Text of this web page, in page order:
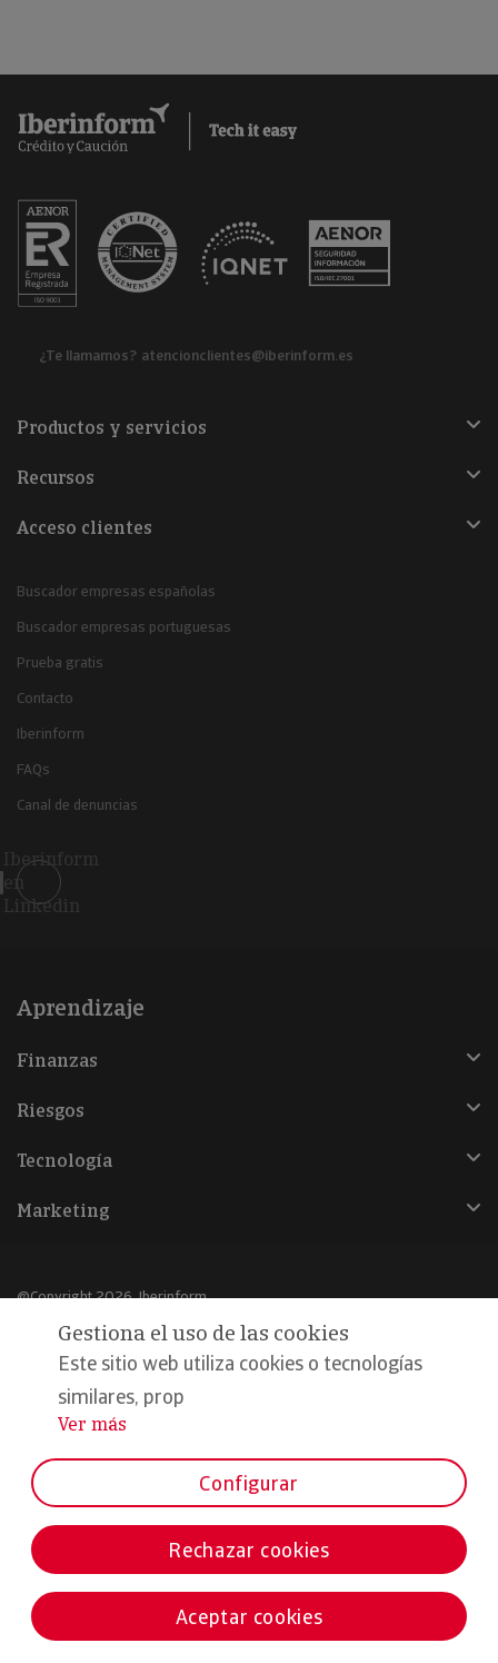
¿Te llamamos? atencionclientes@iberinform.es
Productos y servicios
Recursos
Acceso clientes
Buscador empresas españolas
Buscador empresas portuguesas
Prueba gratis
Contacto
Iberinform
FAQs
Canal de denuncias
Iberinform
en
Linkedin
Aprendizaje
Finanzas
Riesgos
Tecnología
Marketing
@Copyright 2026, Iberinform
Política de cookies
Declaración de privacidad
Compromiso calidad y seguridad
Gestiona el uso de las cookies
Este sitio web utiliza cookies o tecnologías
similares, prop
...
Ver más
Configurar
Rechazar cookies
Aceptar cookies